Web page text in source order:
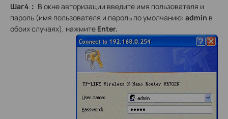
Шаг4 ： В окне авторизации введите имя пользователя и
пароль (имя пользователя и пароль поумолчанию: admin в
обоих случаях), нажмите Enter.